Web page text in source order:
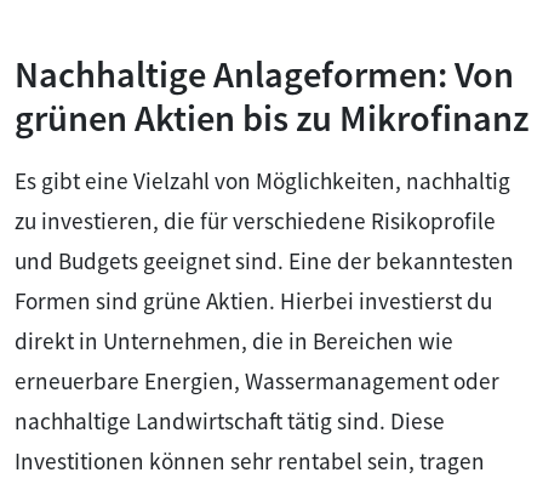
Nachhaltige Anlageformen: Von
grünen Aktien bis zu Mikrofinanz
Es gibt eine Vielzahl von Möglichkeiten, nachhaltig
zu investieren, die für verschiedene Risikoprofile
und Budgets geeignet sind. Eine der bekanntesten
Formen sind grüne Aktien. Hierbei investierst du
direkt in Unternehmen, die in Bereichen wie
erneuerbare Energien, Wassermanagement oder
nachhaltige Landwirtschaft tätig sind. Diese
Investitionen können sehr rentabel sein, tragen